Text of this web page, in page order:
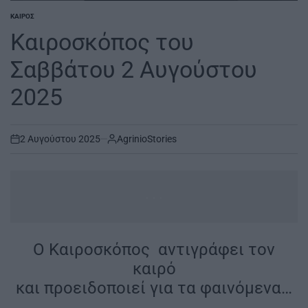
POSTED
ΚΑΙΡΌΣ
Καιροσκόπος του
Σαββάτου 2 Αυγούστου
2025
on
2 Αυγούστου 2025 AgrinioStories
O Καιροσκόπος αντιγράφει τον
καιρό
και προειδοποιεί για τα φαινόμενα…